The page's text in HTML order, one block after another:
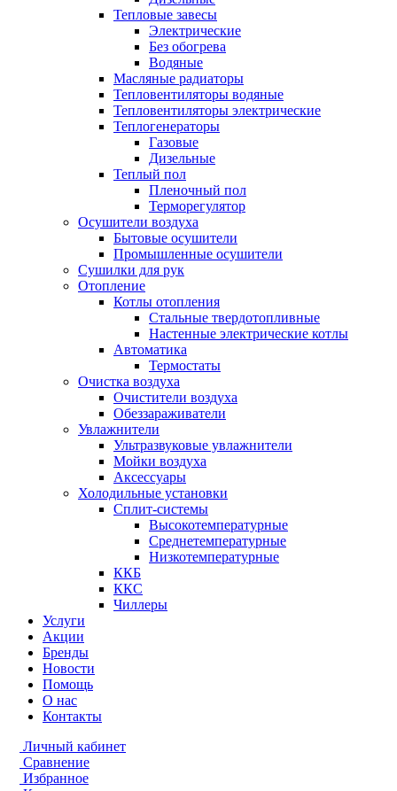
Тепловые завесы
Электрические
Без обогрева
Водяные
Масляные радиаторы
Тепловентиляторы водяные
Тепловентиляторы электрические
Теплогенераторы
Газовые
Дизельные
Теплый пол
Пленочный пол
Терморегулятор
Осушители воздуха
Бытовые осушители
Промышленные осушители
Сушилки для рук
Отопление
Котлы отопления
Стальные твердотопливные
Настенные электрические котлы
Автоматика
Термостаты
Очистка воздуха
Очистители воздуха
Обеззараживатели
Увлажнители
Ультразвуковые увлажнители
Мойки воздуха
Аксессуары
Холодильные установки
Сплит-системы
Высокотемпературные
Среднетемпературные
Низкотемпературные
ККБ
ККС
Чиллеры
Услуги
Акции
Бренды
Новости
Помощь
О нас
Контакты
Личный кабинет
Сравнение
Избранное